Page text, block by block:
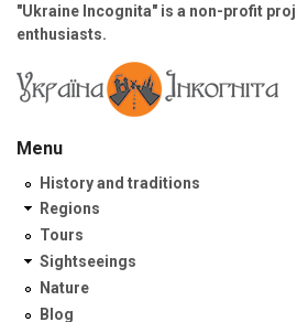
"Ukraine Incognita" is a non-profit
enthusiasts.
Menu
History and traditions
Regions
Tours
Sightseeings
Nature
Blog